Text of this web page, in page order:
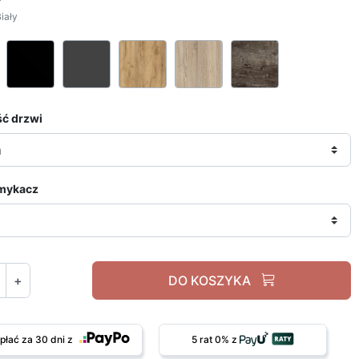
Grafit Dąb craft złotyDąb sonoma
drzwi
+ DO KOSZYKA
za 30 dni z 5 rat 0% z